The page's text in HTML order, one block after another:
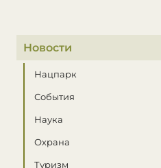
В этом разделе
Новости
Нацпарк
События
Наука
Охрана
Туризм